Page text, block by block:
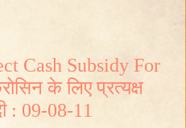
Cash Subsidy For
के लिए प्रत्यक्ष
: 09-08-11